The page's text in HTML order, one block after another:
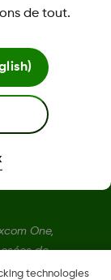
One,
de
dans
technologies
de tout.